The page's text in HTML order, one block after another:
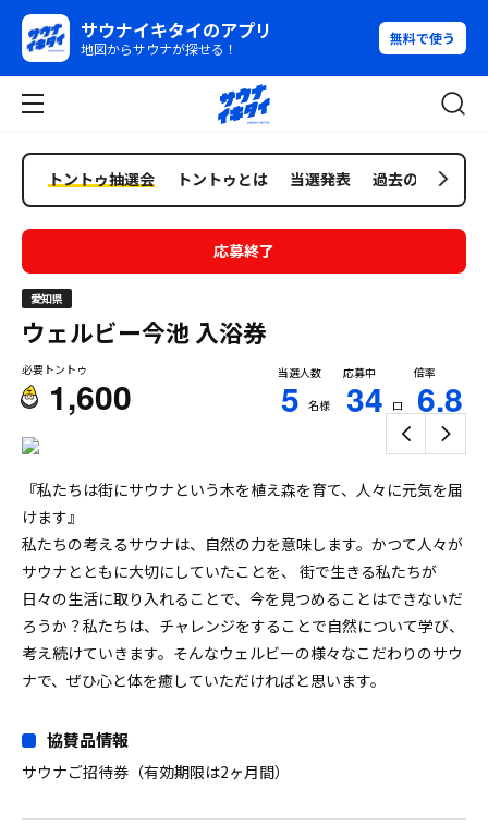
サウナイキタイのアプリ
地図からサウナが探せる！
無料で使う
トントゥ抽選会 トントゥとは 当選発表 過去の抽選会
応募終了
愛知県
ウェルビー今池 入浴券
必要トントゥ
1,600
当選人数
5 名様
応募中
34 口
倍率
6.8
『私たちは街にサウナという木を植え森を育て、人々に元気を届
けます』
私たちの考えるサウナは、自然の力を意味します。かつて人々が
サウナとともに大切にしていたことを、 街で生きる私たちが
日々の生活に取り入れることで、今を見つめることはできないだ
ろうか？私たちは、チャレンジをすることで自然について学び、
考え続けていきます。そんなウェルビーの様々なこだわりのサウ
ナで、ぜひ心と体を癒していただければと思います。
協賛品情報
サウナご招待券（有効期限は2ヶ月間）